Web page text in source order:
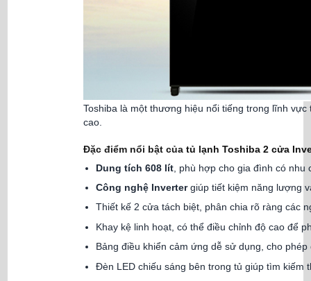
Toshiba là một thương hiệu nổi tiếng trong lĩnh
cao.
Đặc điểm nổi bật của tủ lạnh Toshiba 2 cửa
Dung tích 608 lít, phù hợp cho gia đình có nhu
Công nghệ Invertergiúp tiết kiệm năng lượng
Thiết kế 2 cửa tách biệt, phân chia rõ ràng các
Khay kệ linh hoạt, có thể điều chỉnh độ cao để
Bảng điều khiển cảm ứng dễ sử dụng, cho
Đèn LED chiếu sáng bên trong tủ giúp tìm kiếm